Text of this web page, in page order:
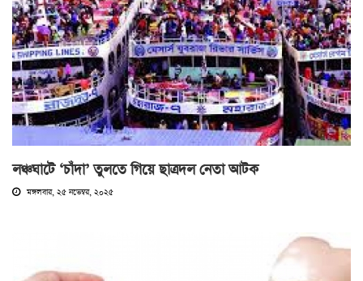
লঞ্চঘাটে ‘চাঁদা’ তুলতে গিয়ে ছাত্রদল নেতা আটক
মঙ্গলবার, ২৫ নভেম্বর, ২০২৫